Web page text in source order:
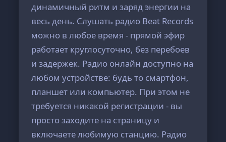
динамичный ритм и заряд энергии на
весь день. Слушать радио Beat Records
можно в любое время - прямой эфир
работает круглосуточно, без перебоев
и задержек. Радио онлайн доступно на
любом устройстве: будь то смартфон,
планшет или компьютер. При этом не
требуется никакой регистрации - вы
просто заходите на страницу и
включаете любимую станцию. Радио